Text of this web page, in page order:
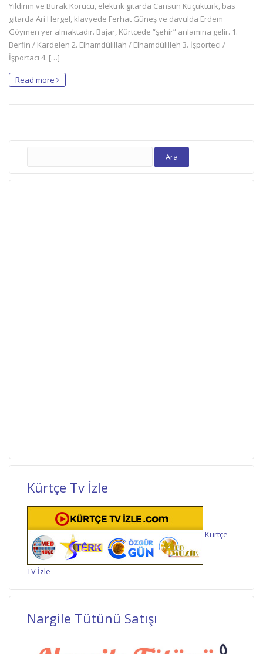
Yıldırım ve Burak Korucu, elektrik gitarda Cansun Küçüktürk, bas
gitarda Ari Hergel, klavyede Ferhat Güneş ve davulda Erdem
Göymen yer almaktadır. Bajar, Kürtçede “şehir” anlamına gelir. 1.
Berfin / Kardelen 2. Elhamdülillah / Elhamdülilleh 3. İşporteci /
İşportacı 4. […]
Read more
Arama:
Kürtçe Tv İzle
Kürtçe
TV İzle
Nargile Tütünü Satışı